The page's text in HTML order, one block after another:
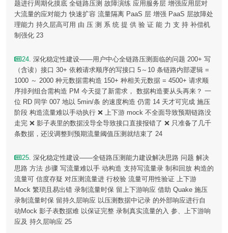
题进行周期化摸底 全链路压测 故障演练 应用服务层 增强应用层对
大流量的应对能力 快速扩容 流量隔离 PaaS 层 增强 PaaS 层故障处
理能力 持久层高可用 由 压 测 系 统 提 供 验 证 能 力 支 持 补偿机
制强化 23
24. 深化稳定性建设——用户中心全链路压测面临的问题 200+ 写
（含读）接口 30+ 依赖请求顺序的写接口 5～10 条链路内部逻辑 =
1000 ～ 2000 种元数据需构造 150+ 种相关元数据 = 4500+ 请求顺
序排列组合需构造 PM 今天提了新需求， 数据构造要从头再来？ 一
位 RD 同学 007 地以 5min/条 的速度构造 仍需 14 天才可完成 施压
阶段 构造流量难以手动执行 ❌ 上下游 mock 不全面导致预期链路没
走完 ❌ 影子表里的数据没导全导致接口直接报错了 ❌ 只准备了几千
条数据，还没调整到预期流量阈值压测就结束了 24
25. 深化稳定性建设——全链路压测能力建设解决思路 问题 解决
思路 方法 步骤 写流量难以手 动构造 支持写流量录 制和回放 构造的
流量可 信度存疑 对压测流量进 行校验 流量可用性验证 上下游
Mock 繁琐且易出错 录制流量时保 留上下游响应 借助 Quake 施压
录制流量时保 留持久层响应 以压测数据中记录 的外部响应进行自
动Mock 影子表数据难 以保证完整 录制真实流量的入 参、上下游响
应及 持久层响应 25